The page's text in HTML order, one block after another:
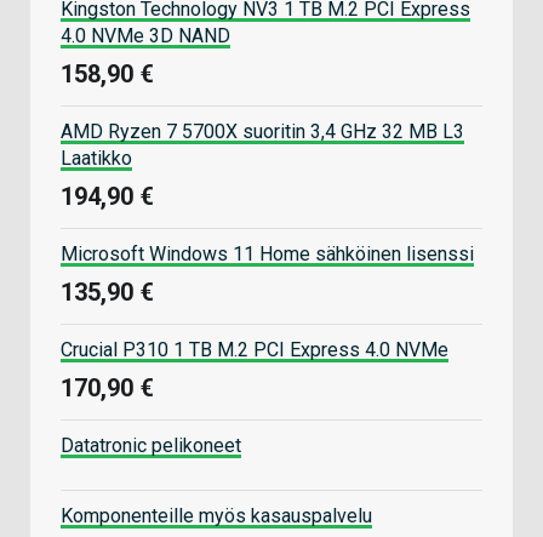
Kingston Technology NV3 1 TB M.2 PCI Express
4.0 NVMe 3D NAND
158,90 €
AMD Ryzen 7 5700X suoritin 3,4 GHz 32 MB L3
Laatikko
194,90 €
Microsoft Windows 11 Home sähköinen lisenssi
135,90 €
Crucial P310 1 TB M.2 PCI Express 4.0 NVMe
170,90 €
Datatronic pelikoneet
Komponenteille myös kasauspalvelu